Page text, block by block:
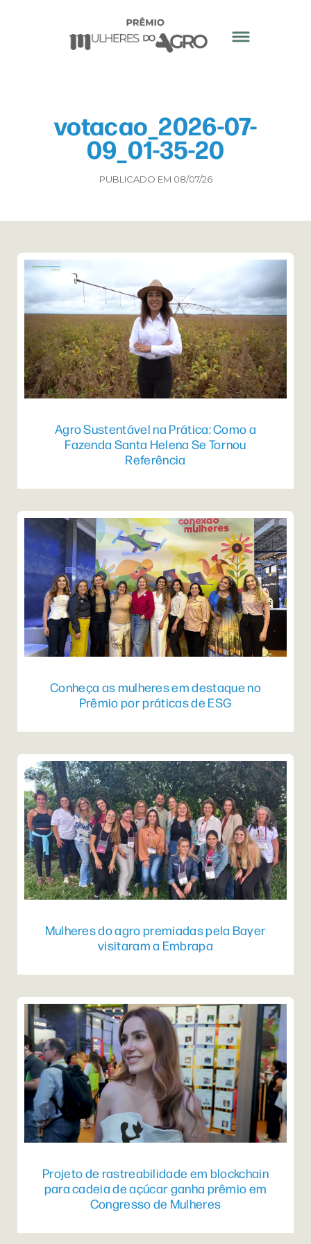
votacao_2026-07-
09_01-35-20
PUBLICADO EM 08/07/26
Agro Sustentável na Prática: Como a
Fazenda Santa Helena Se Tornou
Referência
Conheça as mulheres em destaque no
Prêmio por práticas de ESG
Mulheres do agro premiadas pela Bayer
visitaram a Embrapa
Projeto de rastreabilidade em blockchain
para cadeia de açúcar ganha prêmio em
Congresso de Mulheres